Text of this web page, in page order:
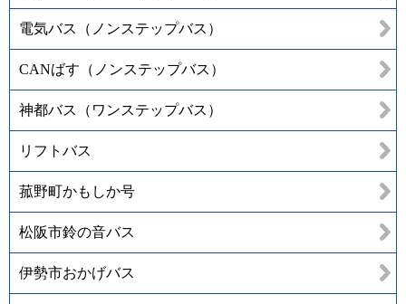
電気バス（ノンステップバス）
CANばす（ノンステップバス）
神都バス（ワンステップバス）
リフトバス
菰野町かもしか号
松阪市鈴の音バス
伊勢市おかげバス